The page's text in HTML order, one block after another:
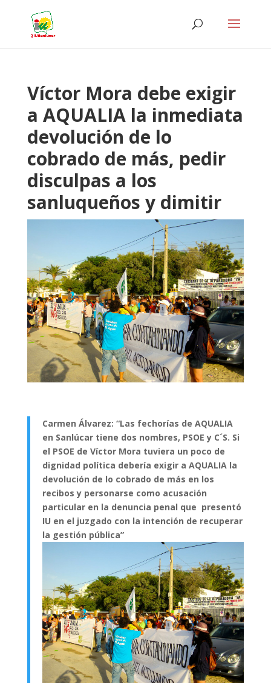
Víctor Mora debe exigir
a AQUALIA la inmediata
devolución de lo
cobrado de más, pedir
disculpas a los
sanluqueños y dimitir
Carmen Álvarez: “Las fechorías de AQUALIA
en Sanlúcar tiene dos nombres, PSOE y C´S. Si
el PSOE de Víctor Mora tuviera un poco de
dignidad política debería exigir a AQUALIA la
devolución de lo cobrado de más en los
recibos y personarse como acusación
particular en la denuncia penal que presentó
IU en el juzgado con la intención de recuperar
la gestión pública”